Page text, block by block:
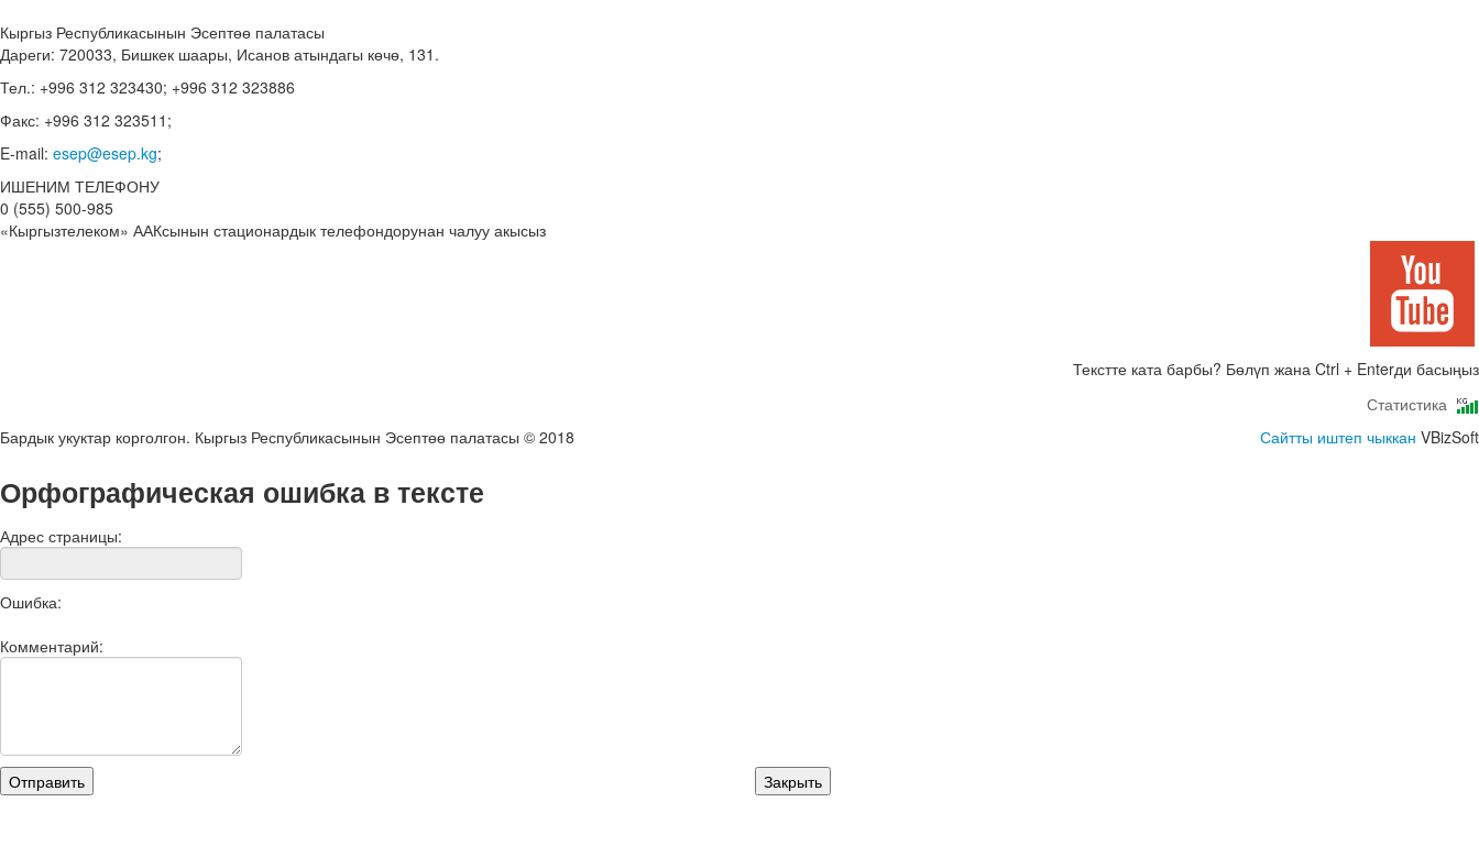
Кыргыз Республикасынын Эсептөө палатасы
Дареги: 720033, Бишкек шаары, Исанов атындагы көчө, 131.
Тел.: +996 312 323430; +996 312 323886
Факс: +996 312 323511;
E-mail: esep@esep.kg;
ИШЕНИМ ТЕЛЕФОНУ
0 (555) 500-985
«Кыргызтелеком» ААКсынын стационардык телефондорунан чалуу акысыз
Текстте ката барбы? Бөлүп жана Ctrl + Enterди басыңыз
Статистика
Бардык укуктар корголгон. Кыргыз Республикасынын Эсептөө палатасы © 2018
Сайтты иштеп чыккан VBizSoft
Орфографическая ошибка в тексте
Адрес страницы:
Ошибка:
Комментарий: